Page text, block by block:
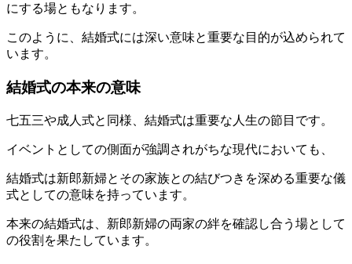
にする場ともなります。
このように、結婚式には深い意味と重要な目的が込められて
います。
結婚式の本来の意味
七五三や成人式と同様、結婚式は重要な人生の節目です。
イベントとしての側面が強調されがちな現代においても、
結婚式は新郎新婦とその家族との結びつきを深める重要な儀
式としての意味を持っています。
本来の結婚式は、新郎新婦の両家の絆を確認し合う場として
の役割を果たしています。